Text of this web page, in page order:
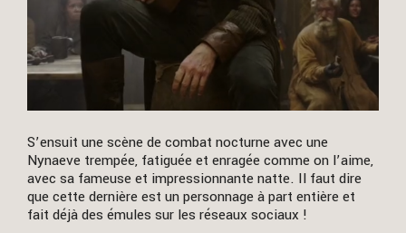
S’ensuit une scène de combat nocturne avec une
Nynaeve trempée, fatiguée et enragée comme on l’aime,
avec sa fameuse et impressionnante natte. Il faut dire
que cette dernière est un personnage à part entière et
fait déjà des émules sur les réseaux sociaux !